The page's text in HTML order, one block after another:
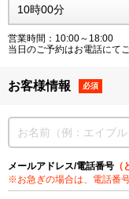
営業時間：10:00～18:00
当日のご予約はお電話にて
お客様情報 必須
メールアドレス/電話番号
※お急ぎの場合は、電話番